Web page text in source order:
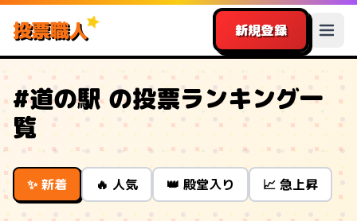
投票職人 新規登録
#道の駅 の投票ランキング一
覧
✨ 新着 🔥 人気 👑 殿堂入り 📈 急上昇